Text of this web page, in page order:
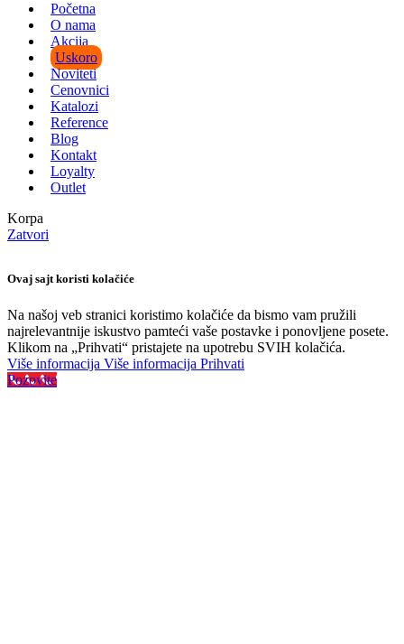
Početna
O nama
Akcija
Uskoro
Noviteti
Cenovnici
Katalozi
Reference
Blog
Kontakt
Loyalty
Outlet
Korpa
Zatvori
Ovaj sajt koristi kolačiće
Na našoj veb stranici koristimo kolačiće da bismo vam pružili
najrelevantnije iskustvo pamteći vaše postavke i ponovljene posete.
Klikom na „Prihvati“ pristajete na upotrebu SVIH kolačića.
Više informacija Više informacija Prihvati
Pozovite